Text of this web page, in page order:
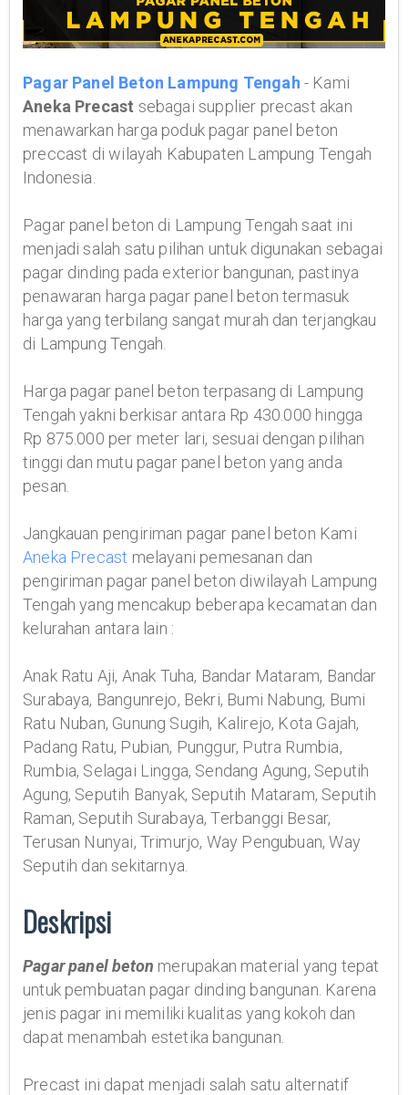
Pagar Panel Beton Lampung Tengah - Kami
Aneka Precast sebagai supplier precast akan
menawarkan harga poduk pagar panel beton
preccast di wilayah Kabupaten Lampung Tengah
Indonesia.
Pagar panel beton di Lampung Tengah saat ini
menjadi salah satu pilihan untuk digunakan sebagai
pagar dinding pada exterior bangunan, pastinya
penawaran harga pagar panel beton termasuk
harga yang terbilang sangat murah dan terjangkau
di Lampung Tengah.
Harga pagar panel beton terpasang di Lampung
Tengah yakni berkisar antara Rp 430.000 hingga
Rp 875.000 per meter lari, sesuai dengan pilihan
tinggi dan mutu pagar panel beton yang anda
pesan.
Jangkauan pengiriman pagar panel beton Kami
Aneka Precast melayani pemesanan dan
pengiriman pagar panel beton diwilayah Lampung
Tengah yang mencakup beberapa kecamatan dan
kelurahan antara lain :
Anak Ratu Aji, Anak Tuha, Bandar Mataram, Bandar
Surabaya, Bangunrejo, Bekri, Bumi Nabung, Bumi
Ratu Nuban, Gunung Sugih, Kalirejo, Kota Gajah,
Padang Ratu, Pubian, Punggur, Putra Rumbia,
Rumbia, Selagai Lingga, Sendang Agung, Seputih
Agung, Seputih Banyak, Seputih Mataram, Seputih
Raman, Seputih Surabaya, Terbanggi Besar,
Terusan Nunyai, Trimurjo, Way Pengubuan, Way
Seputih dan sekitarnya.
Deskripsi
Pagar panel beton merupakan material yang tepat
untuk pembuatan pagar dinding bangunan. Karena
jenis pagar ini memiliki kualitas yang kokoh dan
dapat menambah estetika bangunan.
Precast ini dapat menjadi salah satu alternatif